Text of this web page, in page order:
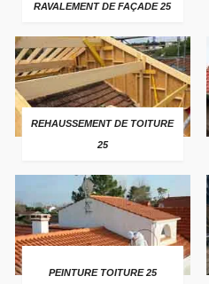
RAVALEMENT DE FAÇADE 25
REHAUSSEMENT DE TOITURE
25
PEINTURE TOITURE 25